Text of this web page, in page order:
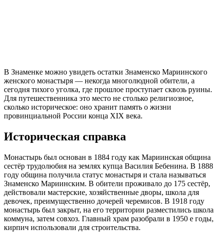
В Знаменке можно увидеть остатки Знаменско Мариинского
женского монастыря — некогда многолюдной обители, а
сегодня тихого уголка, где прошлое проступает сквозь руины.
Для путешественника это место не столько религиозное,
сколько историческое: оно хранит память о жизни
провинциальной России конца XIX века.
Историческая справка
Монастырь был основан в 1884 году как Мариинская община
сестёр трудолюбия на землях купца Василия Бебенина. В 1888
году община получила статус монастыря и стала называться
Знаменско Мариинским. В обители проживало до 175 сестёр,
действовали мастерские, хозяйственные дворы, школа для
девочек, преимущественно дочерей черемисов. В 1918 году
монастырь был закрыт, на его территории разместились школа
коммуна, затем совхоз. Главный храм разобрали в 1950 е годы,
кирпич использовали для строительства.